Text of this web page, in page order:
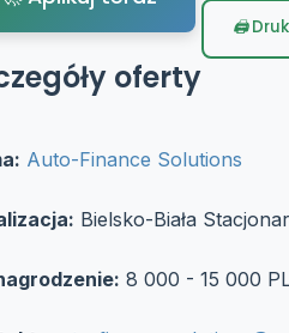
oferty
Auto-Finance Solutions
Bielsko-Biała
8 000 - 15 000